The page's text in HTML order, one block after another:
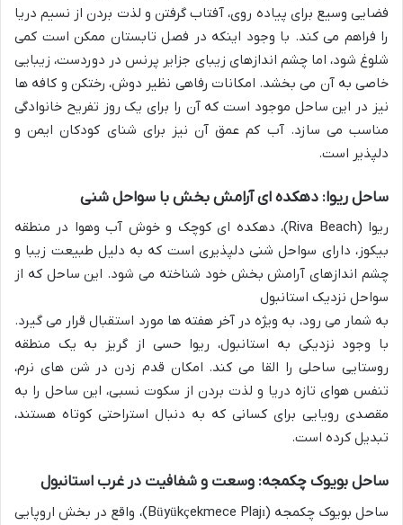
فضایی وسیع برای پیاده روی، آفتاب گرفتن و لذت بردن از نسیم دریا
را فراهم می کند. با وجود اینکه در فصل تابستان ممکن است کمی
شلوغ شود، اما چشم اندازهای زیبای جزایر پرنس در دوردست، زیبایی
خاصی به آن می بخشد. امکانات رفاهی نظیر دوش، رختکن و کافه ها
نیز در این ساحل موجود است که آن را برای یک روز تفریح خانوادگی
مناسب می سازد. آب کم عمق آن نیز برای شنای کودکان ایمن و
دلپذیر است.
ساحل ریوا: دهکده ای آرامش بخش با سواحل شنی
ریوا (Riva Beach)، دهکده ای کوچک و خوش آب وهوا در منطقه
بیکوز، دارای سواحل شنی دلپذیری است که به دلیل طبیعت زیبا و
چشم اندازهای آرامش بخش خود شناخته می شود. این ساحل که از
سواحل نزدیک استانبول
به شمار می رود، به ویژه در آخر هفته ها مورد استقبال قرار می گیرد.
با وجود نزدیکی به استانبول، ریوا حسی از گریز به یک منطقه
روستایی ساحلی را القا می کند. امکان قدم زدن در شن های نرم،
تنفس هوای تازه دریا و لذت بردن از سکوت نسبی، این ساحل را به
مقصدی رویایی برای کسانی که به دنبال استراحتی کوتاه هستند،
تبدیل کرده است.
ساحل بویوک چکمجه: وسعت و شفافیت در غرب استانبول
ساحل بویوک چکمجه (Büyükçekmece Plajı)، واقع در بخش اروپایی